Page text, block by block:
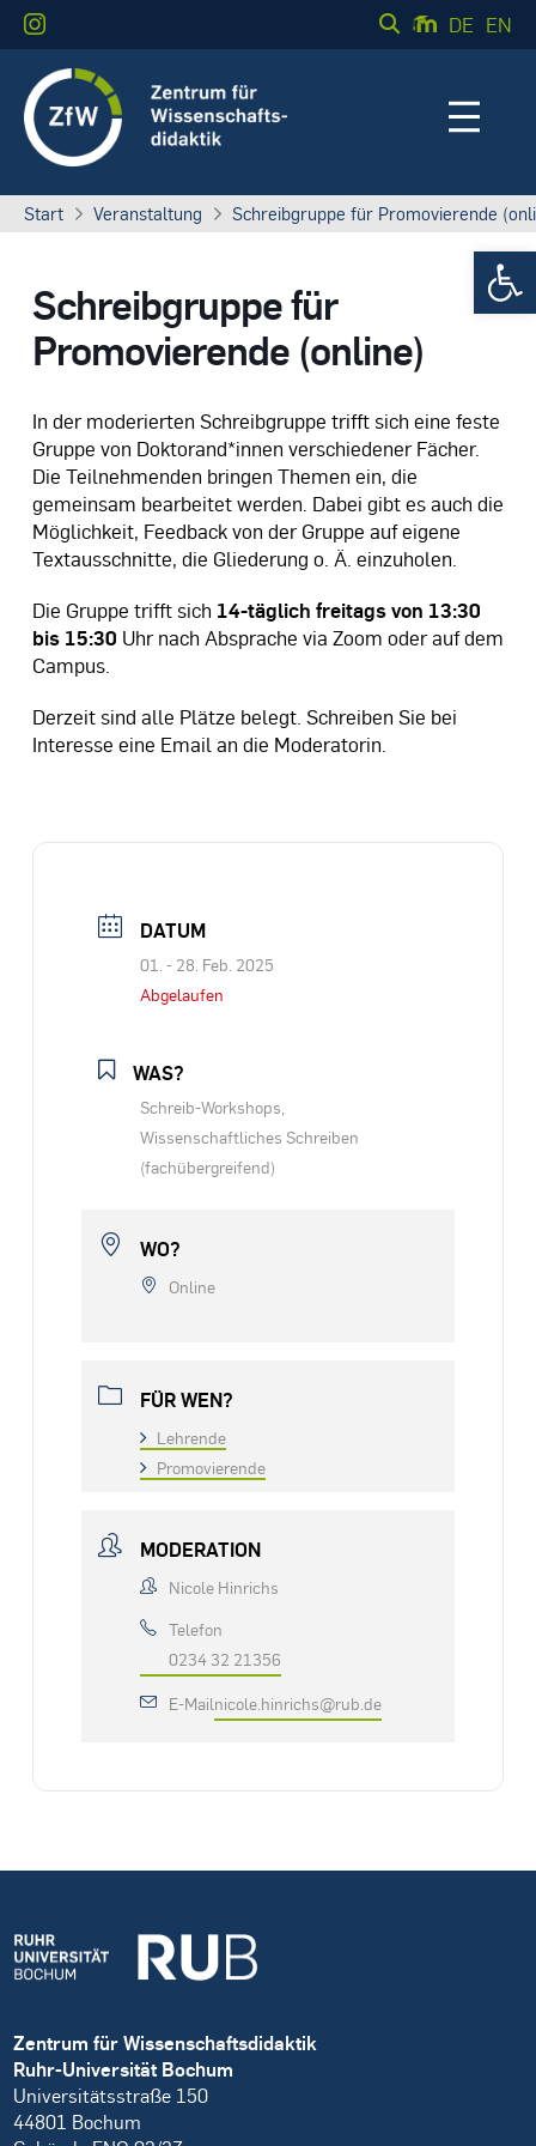
DE EN
Start Veranstaltung Schreibgruppe für Promovierende
Schreibgruppe für
Promovierende (online)
In der moderierten Schreibgruppe trifft sich eine feste
Gruppe von Doktorand*innen verschiedener Fächer.
Die Teilnehmenden bringen Themen ein, die
gemeinsam bearbeitet werden. Dabei gibt es auch die
Möglichkeit, Feedback von der Gruppe auf eigene
Textausschnitte, die Gliederung o. Ä. einzuholen.
Die Gruppe trifft sich 14-täglich freitags von 13:30
bis 15:30 Uhr nach Absprache via Zoom oder auf dem
Campus.
Derzeit sind alle Plätze belegt. Schreiben Sie bei
Interesse eine Email an die Moderatorin.
DATUM
01. - 28. Feb. 2025
Abgelaufen
WAS?
Schreib-Workshops,
Wissenschaftliches Schreiben
(fachübergreifend)
WO?
Online
FÜR WEN?
Lehrende
Promovierende
MODERATION
Nicole Hinrichs
Telefon
0234 32 21356
E-Mailnicole.hinrichs@rub.de
Zentrum für Wissenschaftsdidaktik
Ruhr-Universität Bochum
Universitätsstraße 150
44801 Bochum